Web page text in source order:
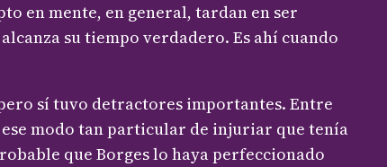
en mente, en general, tardan en ser
su tiempo verdadero. Es ahí cuando
sí tuvo detractores importantes. Entre
modo tan particular de injuriar que tenía
que Borges lo haya perfeccionado